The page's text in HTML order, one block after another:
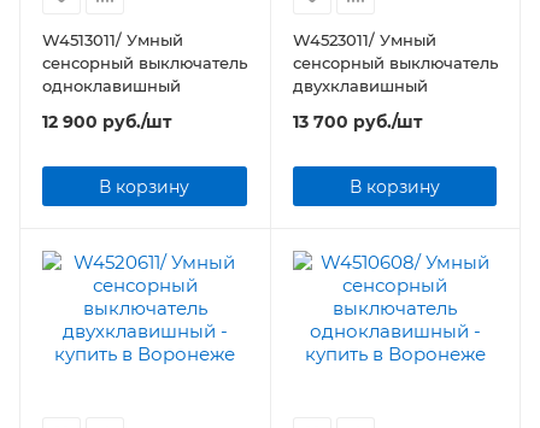
W4513011/ Умный
сенсорный выключатель
одноклавишный
12 900 руб./шт
В корзину
W4523011/ Умный
сенсорный выключатель
двухклавишный
13 700 руб./шт
В корзину